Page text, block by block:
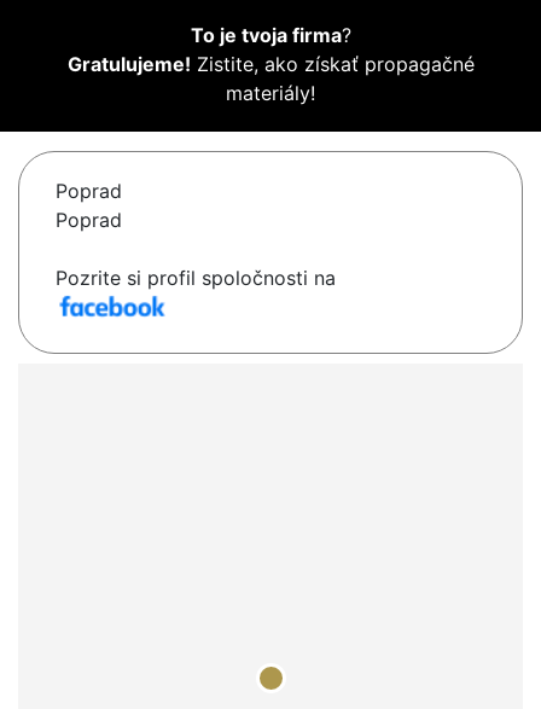
To je tvoja firma?
Gratulujeme! Zistite, ako získať propagačné
materiály!
Poprad
Poprad
Pozrite si profil spoločnosti na